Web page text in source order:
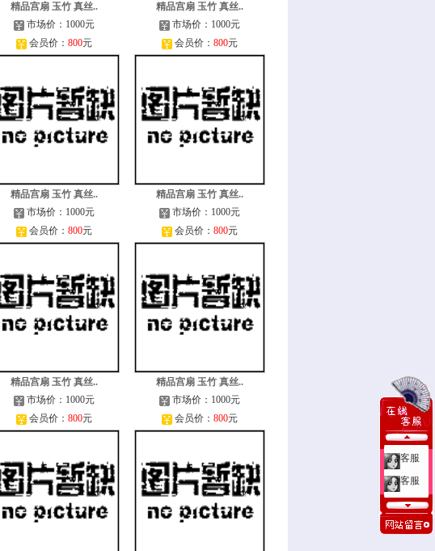
精品宫扇 玉竹 真丝..
市场价：1000元
会员价： 800元
精品宫扇 玉竹 真丝..
市场价：1000元
会员价： 800元
精品宫扇 玉竹 真丝..
市场价：1000元
会员价： 800元
精品宫扇 玉竹 真丝..
市场价：1000元
会员价： 800元
精品宫扇 玉竹 真丝..
市场价：1000元
会员价： 800元
精品宫扇 玉竹 真丝..
市场价：1000元
会员价： 800元
客服
客服